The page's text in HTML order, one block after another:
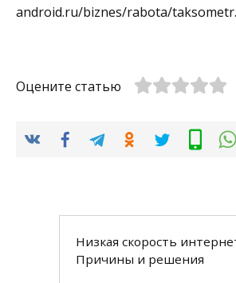
android.ru/biznes/rabota/
Оцените статью
Низкая скорость
Причины и решения